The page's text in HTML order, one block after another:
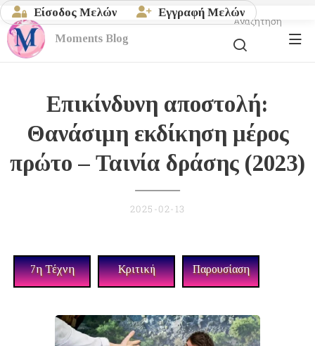
Είσοδος Μελών Εγγραφή Μελών
Moments Blog
Αναζήτηση
Επικίνδυνη αποστολή:
Θανάσιμη εκδίκηση μέρος
πρώτο – Ταινία δράσης (2023)
2025-02-13
7η Τέχνη Κριτική Παρουσίαση